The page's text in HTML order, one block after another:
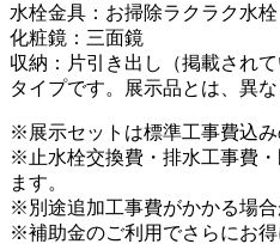
水栓金具：お掃除ラクラク水栓
化粧鏡：三面鏡
収納：片引き出し（掲載され
タイプです。展示品とは、異な
※展示セットは標準工事費込み
※止水栓交換費・排水工事費
ます。
※別途追加工事費がかかる場合
※補助金のご利用でさらにお得